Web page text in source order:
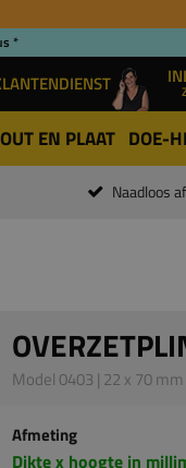
*
EN PLAAT DOE-
Naadloos
Model 0403 | 22 x 70
Afmeting
Dikte x hoogte in